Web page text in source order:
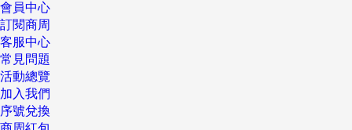
會員中心
訂閱商周
客服中心
常見問題
活動總覽
加入我們
序號兌換